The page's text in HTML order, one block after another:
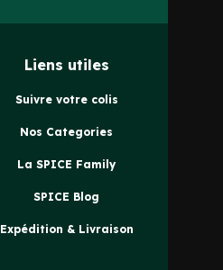
Liens utiles
Suivre votre colis
Nos Categories
La SPICE Family
SPICE Blog
Expédition & Livraison